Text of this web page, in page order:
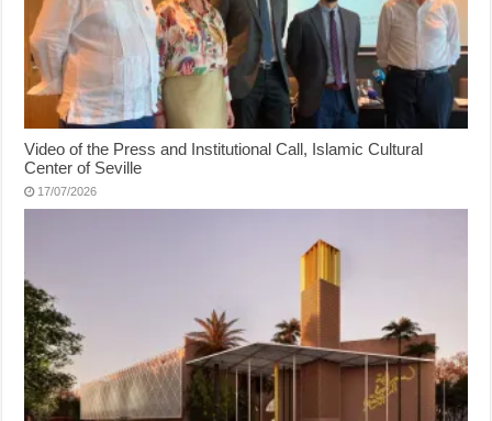
Video of the Press and Institutional Call, Islamic Cultural
Center of Seville
17/07/2026